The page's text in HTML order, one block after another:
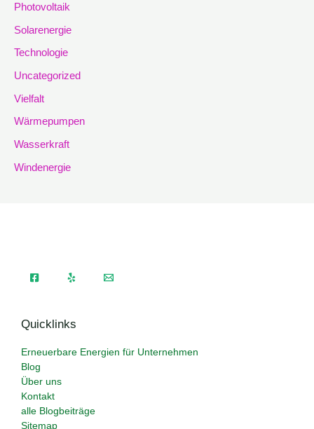
Photovoltaik
Solarenergie
Technologie
Uncategorized
Vielfalt
Wärmepumpen
Wasserkraft
Windenergie
Quicklinks
Erneuerbare Energien für Unternehmen
Blog
Über uns
Kontakt
alle Blogbeiträge
Sitemap